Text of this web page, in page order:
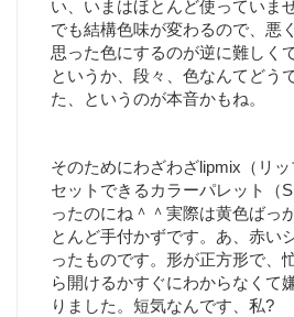
い、いまはほとんど使っていま
でも結構色味が変わるので、悪
思った色にするのが逆に難しく
というか、段々、色なんてどう
た、というのが本音かもね。
そのためにわざわざlipmix（リ
セットできるカラーパレット（
ったのにね＾＾実際は黄色ばっ
とんど手付かずです。あ、赤い
ったものです。形が正方形で、
ら開けるかすぐにわからなくて
りました。短気なんです、私?